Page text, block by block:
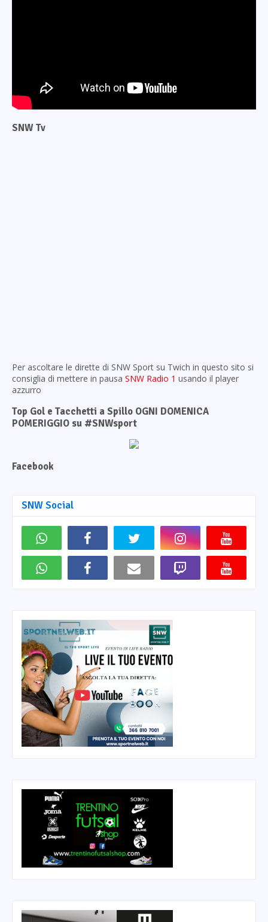
SNW Tv
Per ascoltare le dirette di SNW Sport su Twich in questo sito si
consiglia di mettere in pausa SNW Radio 1 usando il player
azzurro
Top Gol e Tacchetti a Spillo OGNI DOMENICA
POMERIGGIO su #SNWsport
Facebook
SNW Social